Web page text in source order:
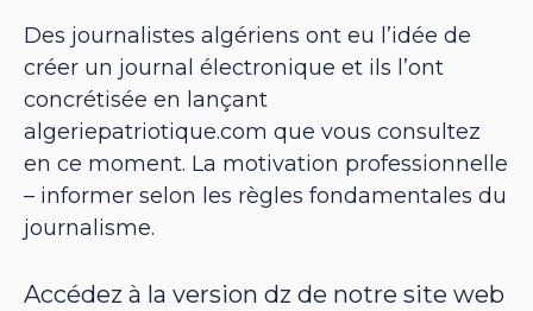
Des journalistes algériens ont eu l’idée de
créer un journal électronique et ils l’ont
concrétisée en lançant
algeriepatriotique.com que vous consultez
en ce moment. La motivation professionnelle
– informer selon les règles fondamentales du
journalisme.
Accédez à la version dz de notre site web